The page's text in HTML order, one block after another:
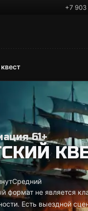
+7
61+
Средний
формат не является
Есть выездной